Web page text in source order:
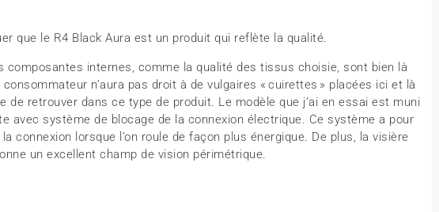
que le R4 Black Aura est un produit qui reflète la qualité.
composantes internes, comme la qualité des tissus choisie, sont bien là
n’aura pas droit à de vulgaires « cuirettes » placées ici et là
de retrouver dans ce type de produit. Le modèle que j’ai en essai est muni
avec système de blocage de la connexion électrique. Ce système a pour
connexion lorsque l’on roule de façon plus énergique. De plus, la visière
un excellent champ de vision périmétrique.